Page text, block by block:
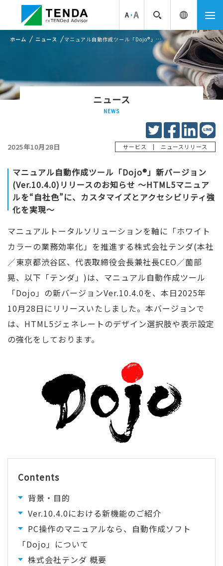
ホーム ニュース マニュアル自動作成ツール「Dojo®」新バージョン(Ver.10.4.0)リリースのお知らせ ～HTML5マニュアルを“自社色”...
ニュース
NEWS
2025年10月28日 サービス | ニュースリリース
マニュアル自動作成ツール「Dojo®」新バージョン
(Ver.10.4.0)リリースのお知らせ ～HTML5マニュア
ルを“自社色”に、カスタマイズとアクセシビリティ強
化を実現～
マニュアルトータルソリューションを軸に「ホワイト
カラーの業務効率化」を推進する株式会社テンダ(本社
／東京都渋谷区、代表取締役会長兼社長CEO／薗部
晃、以下「テンダ」)は、マニュアル自動作成ツール
「Dojo」の新バージョンVer.10.4.0を、本日2025年
10月28日にリリースいたしました。本バージョンで
は、HTML5ジェネレートのデザイン選択肢や表示設定
の強化をしております。
Contents
背景・目的
Ver.10.4.0における新機能のご紹介
PC操作のマニュアルなら、自動作成ソフト
「Dojo」について
株式会社テンダ 概要